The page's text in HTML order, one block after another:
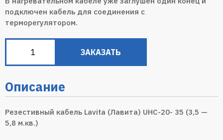
подключен кабель для соединения с
терморегулятором.
ЗАКАЗАТЬ
Описание
Резестивный кабель Lavita (Лавита) UHC-20- 35 (3,5 —
5,8 м.кв.)